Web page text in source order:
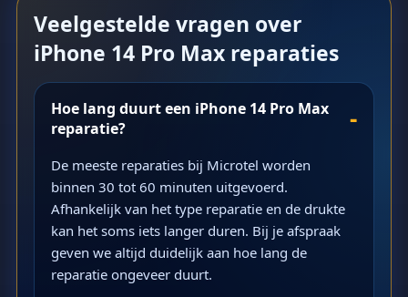
Veelgestelde vragen over
iPhone 14 Pro Max reparaties
Hoe lang duurt een iPhone 14 Pro Max
reparatie?
De meeste reparaties bij Microtel worden
binnen 30 tot 60 minuten uitgevoerd.
Afhankelijk van het type reparatie en de drukte
kan het soms iets langer duren. Bij je afspraak
geven we altijd duidelijk aan hoe lang de
reparatie ongeveer duurt.